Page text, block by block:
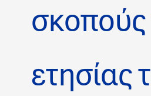
σκοπούς
ετησίας